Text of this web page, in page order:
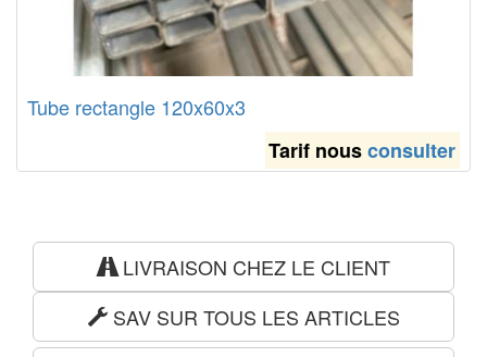
Tube rectangle 120x60x3
Tarif nousconsulter
LIVRAISON CHEZ LE CLIENT
SAV SUR TOUS LES ARTICLES